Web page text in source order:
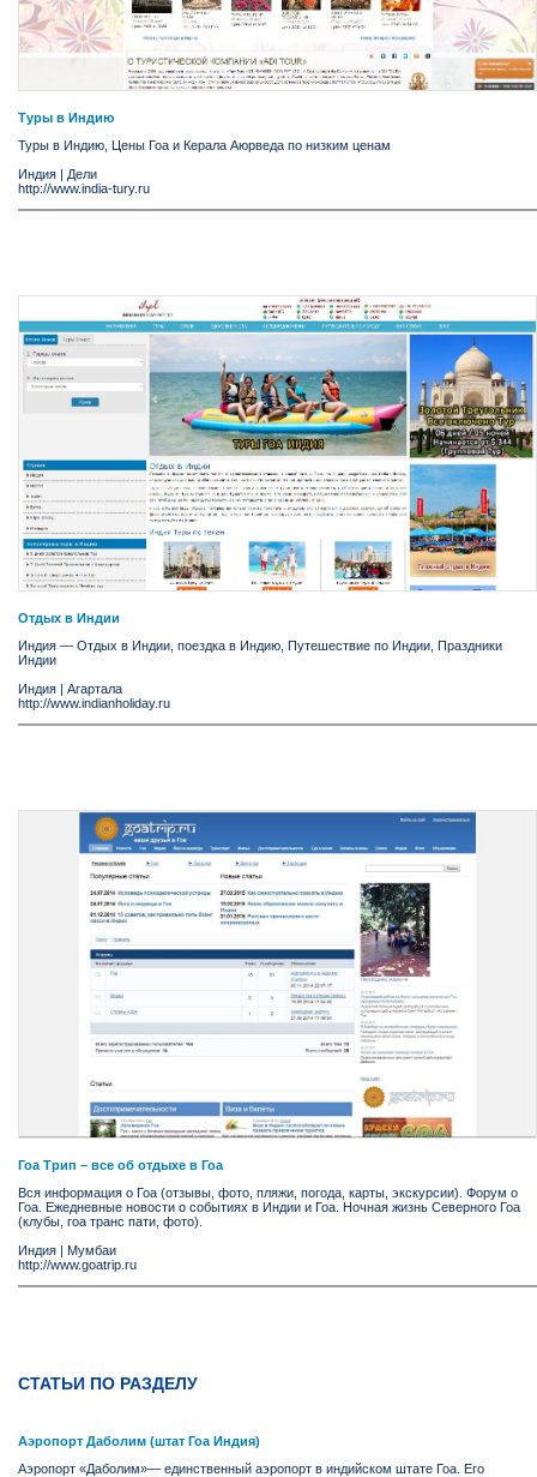
Туры в Индию
Туры в Индию, Цены Гоа и Керала Аюрведа по низким ценам
Индия
Дели
http://www.india-tury.ru
Отдых в Индии
Индия — Отдых в Индии, поездка в Индию, Путешествие по Индии, Праздники
Индии
Индия
Агартала
http://www.indianholiday.ru
Гоа Трип – все об отдыхе в Гоа
Вся информация о Гоа (отзывы, фото, пляжи, погода, карты, экскурсии). Форум о
Гоа. Ежедневные новости о событиях в Индии и Гоа. Ночная жизнь Северного Гоа
(клубы, гоа транс пати, фото).
Индия
Мумбаи
http://www.goatrip.ru
СТАТЬИ ПО РАЗДЕЛУ
Аэропорт Даболим (штат Гоа Индия)
Аэропорт «Даболим»— единственный аэропорт в индийском штате Гоа. Его